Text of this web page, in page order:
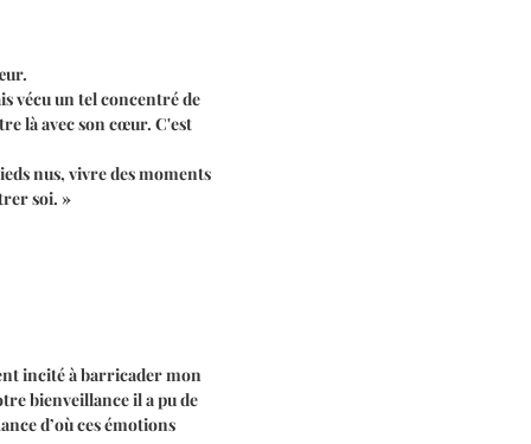
vécu un tel concentré de
là avec son cœur. C'est
nus, vivre des moments
soi. »
incité à barricader mon
bienveillance il a pu de
d’où ces émotions